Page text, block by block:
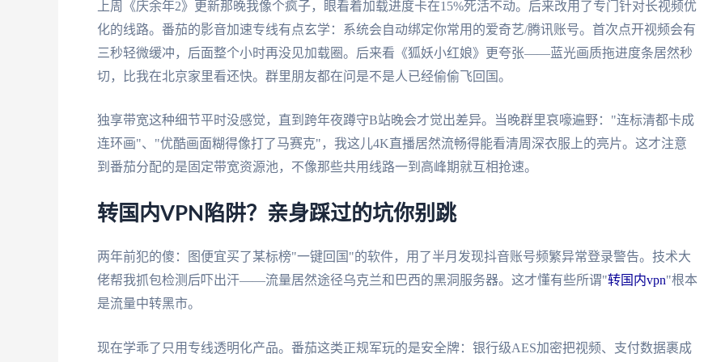
上周《庆余年2》更新那晚我像个疯子，眼看着加载进度卡在15%死活不动。后来改用了专门针对长视频优
化的线路。番茄的影音加速专线有点玄学：系统会自动绑定你常用的爱奇艺/腾讯账号。首次点开视频会有
三秒轻微缓冲，后面整个小时再没见加载圈。后来看《狐妖小红娘》更夸张——蓝光画质拖进度条居然秒
切，比我在北京家里看还快。群里朋友都在问是不是人已经偷偷飞回国。
独享带宽这种细节平时没感觉，直到跨年夜蹲守B站晚会才觉出差异。当晚群里哀嚎遍野："连标清都卡成
连环画"、"优酷画面糊得像打了马赛克"，我这儿4K直播居然流畅得能看清周深衣服上的亮片。这才注意
到番茄分配的是固定带宽资源池，不像那些共用线路一到高峰期就互相抢速。
转国内VPN陷阱？亲身踩过的坑你别跳
两年前犯的傻：图便宜买了某标榜"一键回国"的软件，用了半月发现抖音账号频繁异常登录警告。技术大
佬帮我抓包检测后吓出汗——流量居然途径乌克兰和巴西的黑洞服务器。这才懂有些所谓"转国内vpn"根本
是流量中转黑市。
现在学乖了只用专线透明化产品。番茄这类正规军玩的是安全牌：银行级AES加密把视频、支付数据裹成